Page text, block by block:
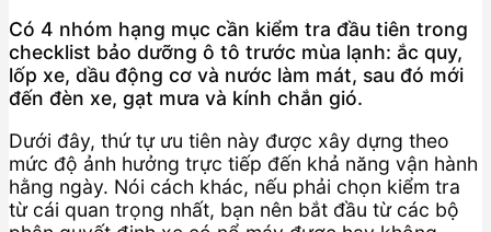
Có 4 nhóm hạng mục cần kiểm tra đầu tiên trong
checklist bảo dưỡng ô tô trước mùa lạnh: ắc quy,
lốp xe, dầu động cơ và nước làm mát, sau đó mới
đến đèn xe, gạt mưa và kính chắn gió.
Dưới đây, thứ tự ưu tiên này được xây dựng theo
mức độ ảnh hưởng trực tiếp đến khả năng vận hành
hằng ngày. Nói cách khác, nếu phải chọn kiểm tra
từ cái quan trọng nhất, bạn nên bắt đầu từ các bộ